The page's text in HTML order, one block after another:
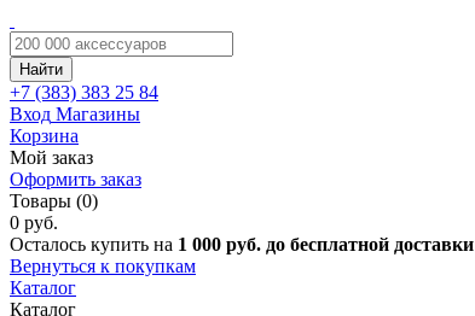
Найти
+7 (383) 383 25 84
Вход Магазины
Корзина
Мой заказ
Оформить заказ
Товары (0)
0 руб.
Осталось купить на 1 000 руб. до бесплатной доставки
Вернуться к покупкам
Каталог
Каталог